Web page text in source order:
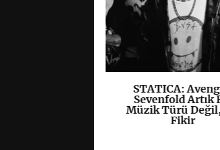
K+
STATICA:
Sevenfold Artık
Müzik Türü
Fikir